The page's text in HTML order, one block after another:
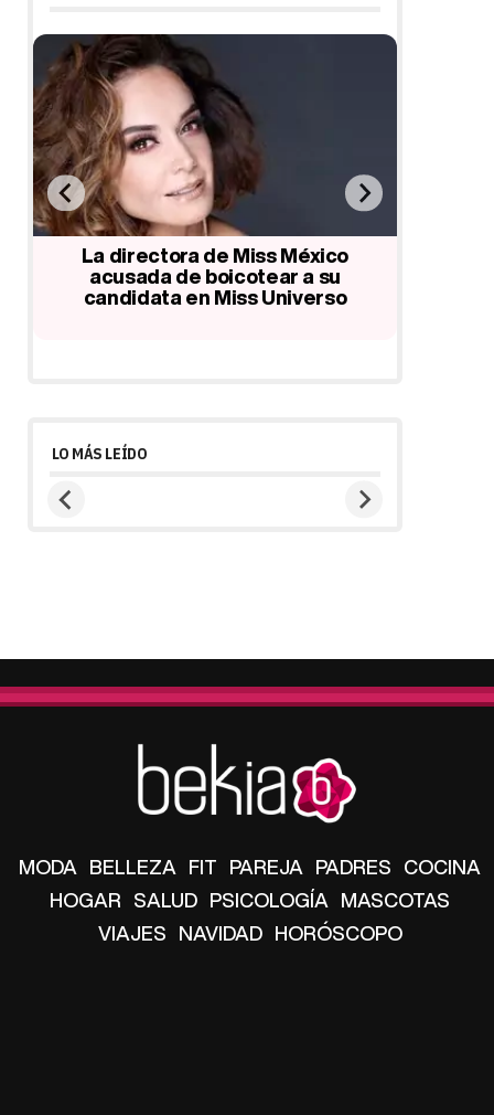
La directora de Miss México
acusada de boicotear a su
candidata en Miss Universo
LO MÁS LEÍDO
MODA BELLEZA FIT PAREJA PADRES COCINA
HOGAR SALUD PSICOLOGÍA MASCOTAS
VIAJES NAVIDAD HORÓSCOPO